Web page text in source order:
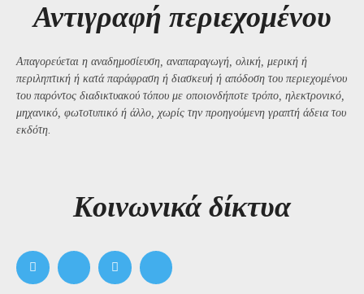
Αντιγραφή περιεχομένου
Απαγορεύεται η αναδημοσίευση, αναπαραγωγή, ολική, μερική ή
περιληπτική ή κατά παράφραση ή διασκευή ή απόδοση του περιεχομένου
του παρόντος διαδικτυακού τόπου με οποιονδήποτε τρόπο, ηλεκτρονικό,
μηχανικό, φωτοτυπικό ή άλλο, χωρίς την προηγούμενη γραπτή άδεια του
εκδότη.
Kοινωνικά δίκτυα